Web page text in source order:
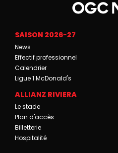
SAISON 2026-27
News
Effectif professionnel
Calendrier
Ligue 1 McDonald's
ALLIANZ RIVIERA
Le stade
Plan d'accès
Billetterie
Hospitalité